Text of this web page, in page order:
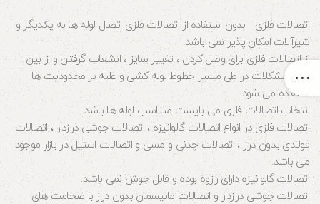
اتصالات فلزی بدون استفاده از اتصالات فلزی اتصال لوله ها به یکدیگر و
شیرآلات امکان پذیر نمی باشد.
از اتصالات فلزی برای وصل کردن ، تغییر سایز ، انشعاب گرفتن و از بین
بردن مشکلات در طی مسیر خطوط لوله کشی و غلبه بر محدودیت ها
استفاده می شود.
انتخاب اتصالات فلزی می بایست متناسب لوله ها باشد.
اتصالات فلزی در انواع اتصالات گالوانیزه ، اتصالات جوشی درزدار ، اتصالات
فولادی بدون درز ، اتصالات چدنی و مسی و اتصالات استیل در بازار موجود
می باشد.
اتصالات گالوانیزه دارای رزوه بوده و قابل جوش نمی باشد.
اتصالات جوشی درزدار و اتصالات مانیسمان بدون درز با ضخامت های